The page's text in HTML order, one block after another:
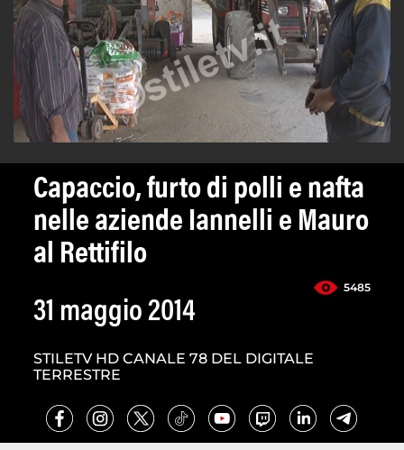
Capaccio, furto di polli e nafta
nelle aziende Iannelli e Mauro
al Rettifilo
5485
31 maggio 2014
STILETV HD CANALE 78 DEL DIGITALE
TERRESTRE